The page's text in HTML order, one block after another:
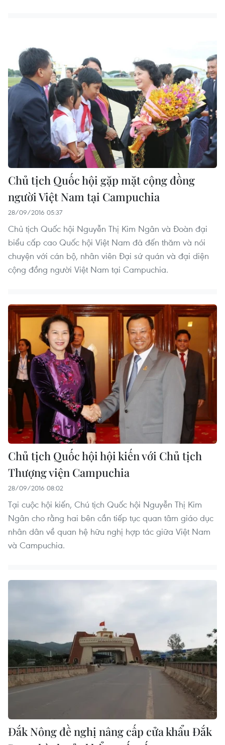
Chủ tịch Quốc hội gặp mặt cộng đồng
người Việt Nam tại Campuchia
28/09/2016 05:37
Chủ tịch Quốc hội Nguyễn Thị Kim Ngân và Đoàn đại
biểu cấp cao Quốc hội Việt Nam đã đến thăm và nói
chuyện với cán bộ, nhân viên Đại sứ quán và đại diện
cộng đồng người Việt Nam tại Campuchia.
Chủ tịch Quốc hội hội kiến với Chủ tịch
Thượng viện Campuchia
28/09/2016 08:02
Tại cuộc hội kiến, Chú tịch Quốc hội Nguyễn Thị Kim
Ngân cho rằng hai bên cần tiếp tục quan tâm giáo dục
nhân dân về quan hệ hữu nghị hợp tác giữa Việt Nam
và Campuchia.
Đắk Nông đề nghị nâng cấp cửa khẩu Đắk